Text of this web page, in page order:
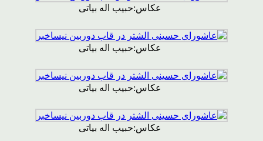
عکاس:حبیب اله بیاتی
عکاس:حبیب اله بیاتی
عکاس:حبیب اله بیاتی
عکاس:حبیب اله بیاتی